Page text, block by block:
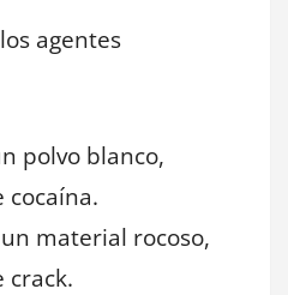
agentes
polvo blanco,
material rocoso,